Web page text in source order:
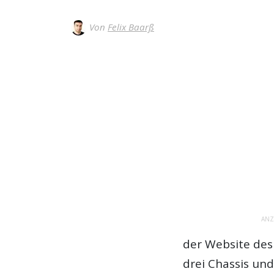
Von Felix Baarß
der Website
drei Chassis